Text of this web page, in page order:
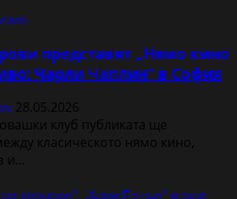
представят „Нямо кино
Чарли Чаплин“ в София
28.05.2026
клуб публиката ще
класическото нямо кино,
и...
тронове“, „Хари Потър“ и още